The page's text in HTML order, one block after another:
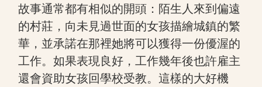
故事通常都有相似的開頭：陌生人來到偏遠
的村莊，向未見過世面的女孩描繪城鎮的繁
華，並承諾在那裡她將可以獲得一份優渥的
工作。如果表現良好，工作幾年後也許雇主
還會資助女孩回學校受教。這樣的大好機